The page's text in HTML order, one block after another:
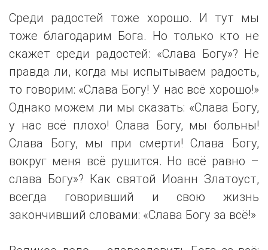
Среди радостей тоже хорошо. И тут мы
тоже благодарим Бога. Но только кто не
скажет среди радостей: «Слава Богу»? Не
правда ли, когда мы испытываем радость,
то говорим: «Слава Богу! У нас всё хорошо!»
Однако можем ли мы сказать: «Слава Богу,
у нас всё плохо! Слава Богу, мы больны!
Слава Богу, мы при смерти! Слава Богу,
вокруг меня всё рушится. Но всё равно –
слава Богу»? Как святой Иоанн Златоуст,
всегда говоривший и свою жизнь
закончивший словами: «Слава Богу за всё!»